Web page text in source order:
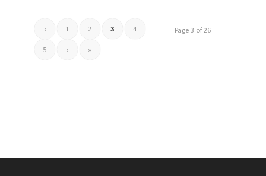
Page 3 of 26
‹ 1 2 3 4
5 › »